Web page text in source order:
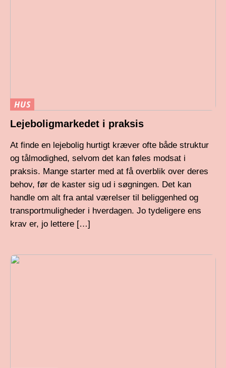
HUS
Lejeboligmarkedet i praksis
At finde en lejebolig hurtigt kræver ofte både struktur
og tålmodighed, selvom det kan føles modsat i
praksis. Mange starter med at få overblik over deres
behov, før de kaster sig ud i søgningen. Det kan
handle om alt fra antal værelser til beliggenhed og
transportmuligheder i hverdagen. Jo tydeligere ens
krav er, jo lettere […]